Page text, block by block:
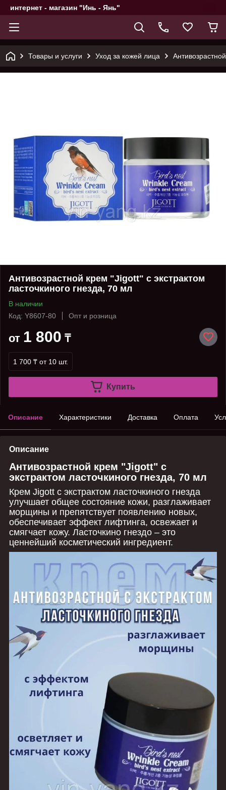
интернет - магазин "Инь - Янь"
Товары и услуги Уход за кожей лица
Антивозрастной крем "Jigott" с экстрактом
ласточкиного гнезда, 70 мл
В наличии
Код: Y8607-80
Опт и розница
от 1 800 ₸
1 700 ₸ от 10 шт.
Купить
Описание Характеристики Доставка Оплата
Описание
Антивозрастной крем "Jigott" с
экстрактом ласточкиного гнезда, 70 мл
Крем Jigott с экстрактом ласточкиного гнезда
улучшает общее состояние кожи, разглаживает
морщины и препятствует появлению новых,
обеспечивает эффект лифтинга, освежает и
смягчает кожу. Ласточкино гнездо – это
ценнейший косметический ингредиент.